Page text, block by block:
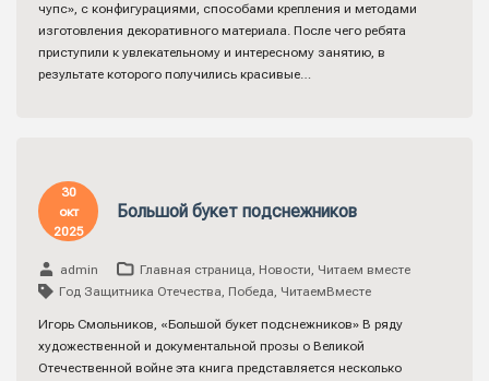
чупс», с конфигурациями, способами крепления и методами
изготовления декоративного материала. После чего ребята
приступили к увлекательному и интересному занятию, в
результате которого получились красивые…
30
окт
2025
Большой букет подснежников
admin Главная страница, Новости, Читаем вместе
Год Защитника Отечества, Победа, ЧитаемВместе
Игорь Смольников, «Большой букет подснежников» В ряду
художественной и документальной прозы о Великой
Отечественной войне эта книга представляется несколько